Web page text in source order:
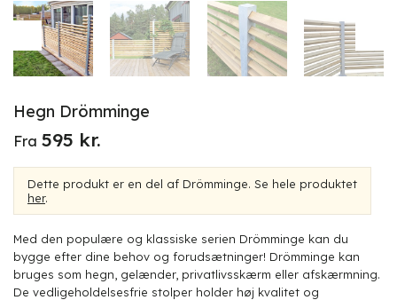
Hegn Drömminge
Fra 595 kr.
Dette produkt er en del af Drömminge. Se hele produktet
her.
Med den populære og klassiske serien Drömminge kan du
bygge efter dine behov og forudsætninger! Drömminge kan
bruges som hegn, gelænder, privatlivsskærm eller afskærmning.
De vedligeholdelsesfrie stolper holder høj kvalitet og